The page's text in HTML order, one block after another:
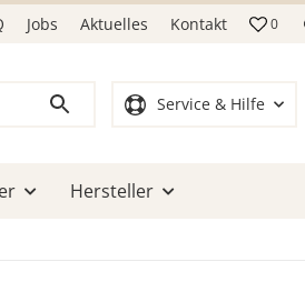
Jobs Aktuelles Kontakt 0
Service & Hilfe
Hersteller